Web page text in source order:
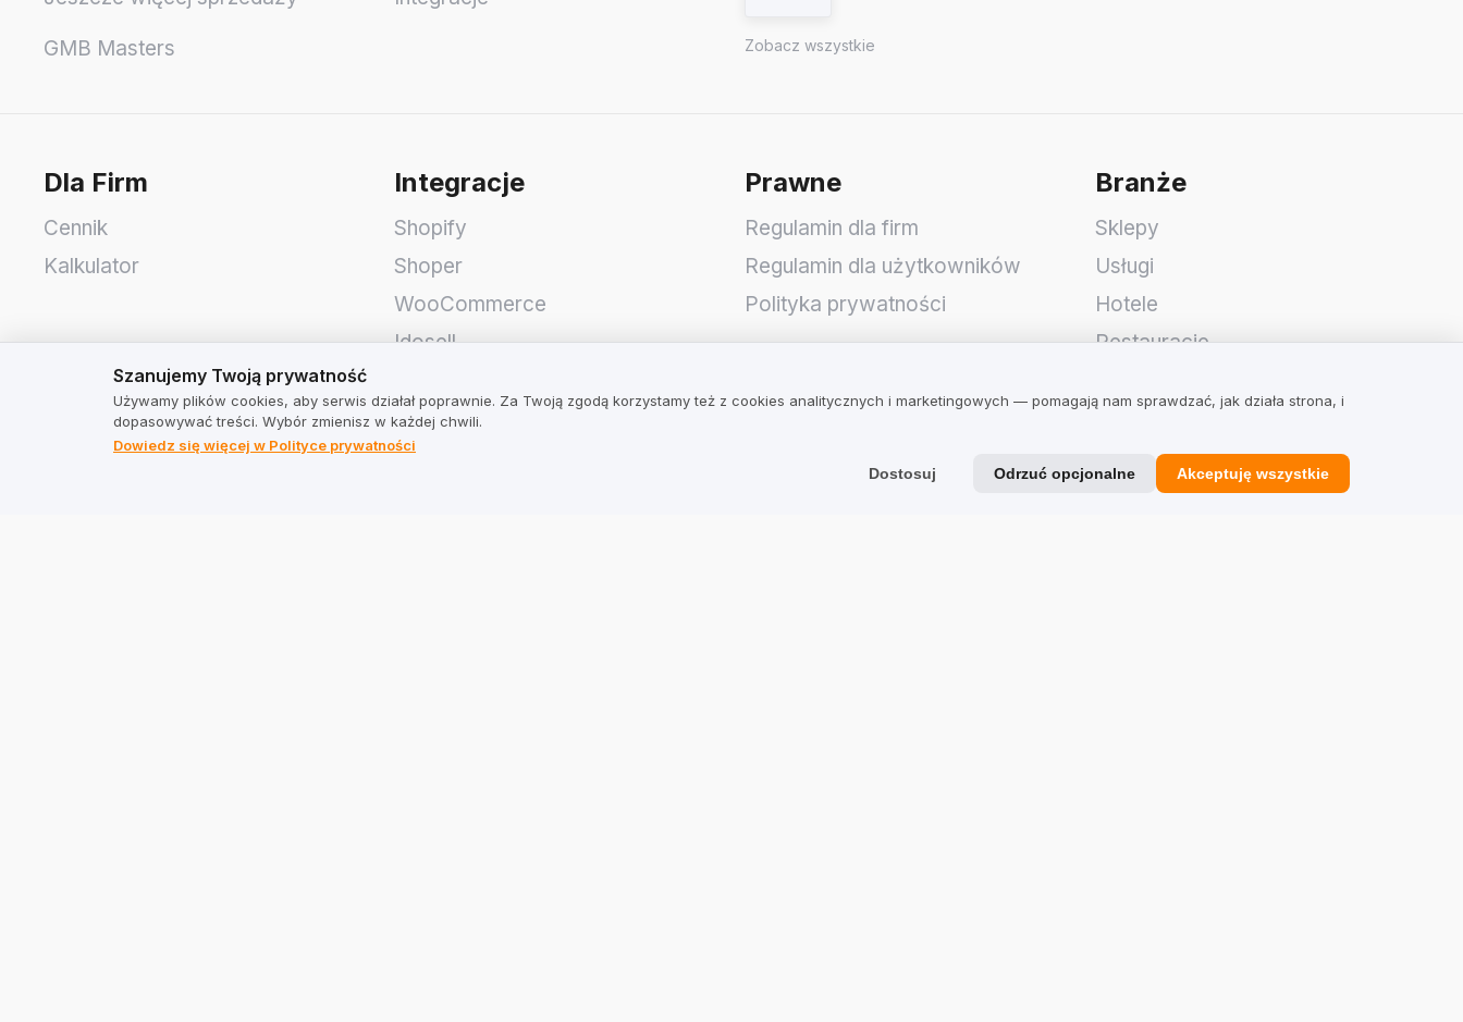
GMB Masters Zobacz wszystkie
Dla Firm
Cennik
Kalkulator
Integracje
Shopify
Shoper
WooCommerce
Idosell
Prawne
Regulamin dla firm
Regulamin dla użytkowników
Polityka prywatności
Branże
Sklepy
Usługi
Hotele
Restauracje
TrustMate Adres
Szanujemy Twoją prywatność
Używamy plików cookies, aby serwis działał poprawnie. Za Twoją zgodą korzystamy też z cookies analitycznych i marketingowych — pomagają nam sprawdzać, jak działa strona, i
dopasowywać treści. Wybór zmienisz w każdej chwili.
Dowiedz się więcej w Polityce prywatności
Dostosuj
Odrzuć opcjonalne Akceptuję wszystkie